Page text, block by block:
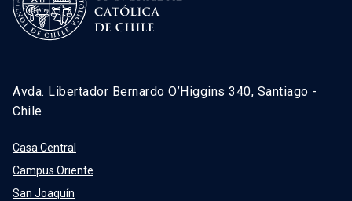
Avda. Libertador Bernardo O’Higgins 340, Santiago -
Chile
Casa Central
Campus Oriente
San Joaquín